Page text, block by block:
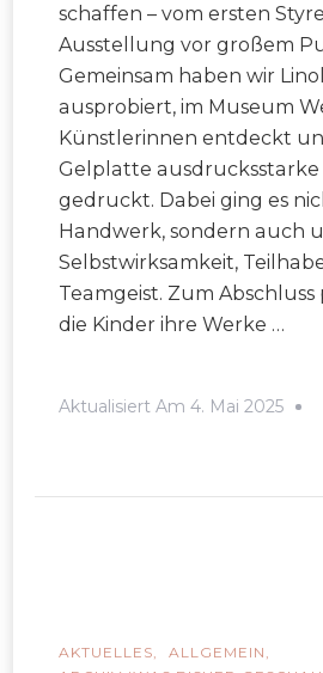
schaffen – vom ersten
Ausstellung vor großem
Gemeinsam haben wir
ausprobiert, im Museum
Künstlerinnen entdeckt
Gelplatte ausdrucksstarke
gedruckt. Dabei ging es
Handwerk, sondern auch
Selbstwirksamkeit,
Teamgeist. Zum
die Kinder ihre Werke …
Aktualisiert Am 4. Mai 2025
AKTUELLES
ALLGEMEIN